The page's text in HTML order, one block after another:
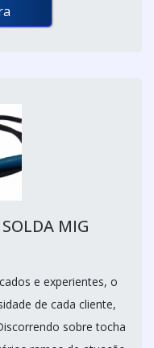
MIG
e experientes, o
de cada cliente,
sobre tocha